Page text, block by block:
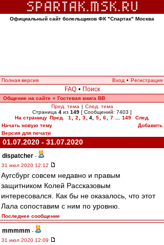
Официальный сайт болельщиков ФК "Спартак" Москва
Полная версия Вход • Регистрация
FAQ • Поиск
Общение на сайте » Гостевая книга ВВ
Пред. тема | След. тема
Страница 4 из 149 [ Сообщений: 7403 ]
На страницу Пред. 1 2 3 4, 5 6 7 149
След.
Начать новую тему
Добавить
Версия для печати
01.07.2020 - 31.07.2020
dispatcher -
31 июл 2020 12:12
Аугсбург совсем недавно и правым
защитником Колей Рассказовым
интересовался. Как бы не оказалось, что этот
Лала сопоставим с ним по уровню.
Последнее сообщение
mmmmm -
31 июл 2020 12:09